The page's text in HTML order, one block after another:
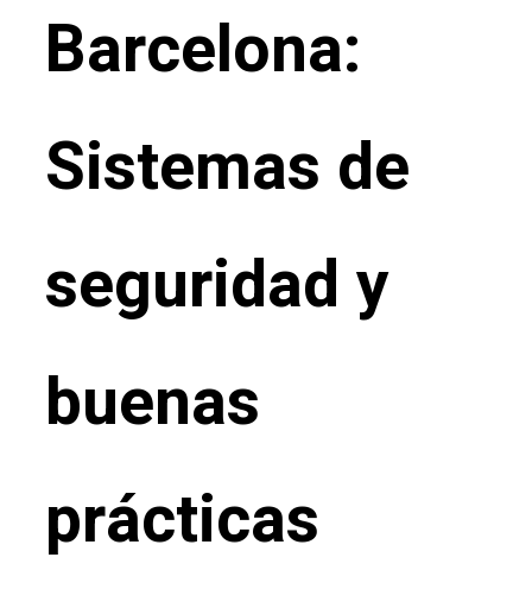
Barcelona:
Sistemas de
seguridad y
buenas
prácticas